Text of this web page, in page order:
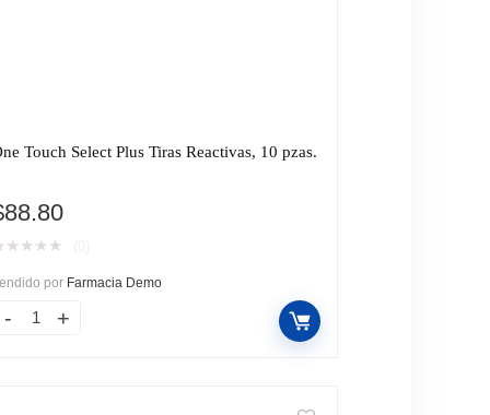
Touch Select Plus Tiras Reactivas, 10 pzas.
88.80
★ ★ ★ ★
por Farmacia Demo